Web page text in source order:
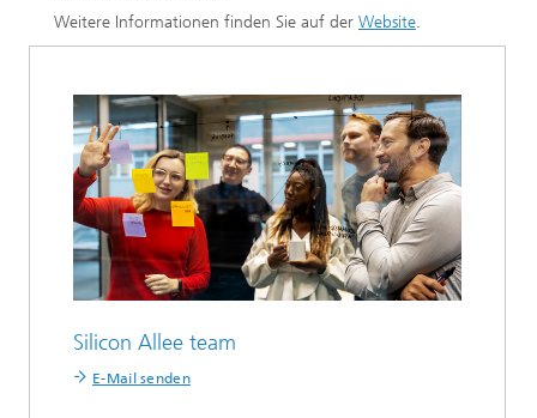
Weitere Informationen finden Sie auf der Website.
Silicon Allee team
E-Mail senden